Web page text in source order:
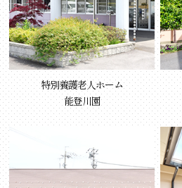
特別養護老人ホーム
能登川園